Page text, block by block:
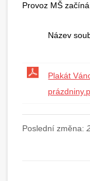
Provoz MŠ
Název
Plakát
Poslední změna: